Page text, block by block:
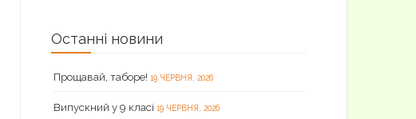
Останні новини
Прощавай, таборе! 19 ЧЕРВНЯ, 2026
Випускний у 9 класі 19 ЧЕРВНЯ, 2026